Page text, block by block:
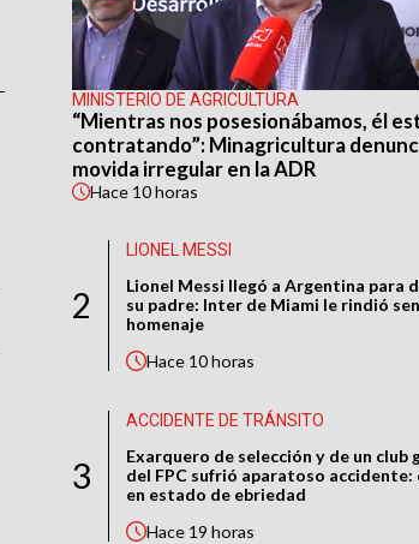
MINISTERIO DE AGRICULTURA
“Mientras nos posesionábamos, él
contratando”: Minagricultura
movida irregular en la ADR
Hace 10 horas
2
LIONEL MESSI
Lionel Messi llegó a Argentina para
su padre: Inter de Miami le rindió
homenaje
Hace 10 horas
3
ACCIDENTE DE TRÁNSITO
Exarquero de selección y de un club
del FPC sufrió aparatoso accidente:
en estado de ebriedad
Hace 19 horas